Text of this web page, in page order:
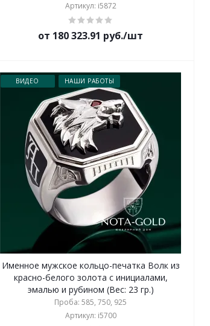
Артикул: i5872
от 180 323.91 руб./шт
ВИДЕО НАШИ РАБОТЫ
Именное мужское кольцо-печатка Волк из
красно-белого золота с инициалами,
эмалью и рубином (Вес: 23 гр.)
Проба: 585, 750, 925
Артикул: i5700